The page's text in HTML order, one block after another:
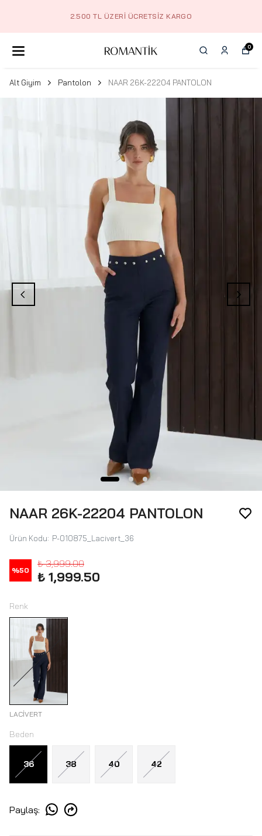
2.500 TL ÜZERI ÜCRETSIZ KARGO
0
Alt Giyim Pantolon NAAR 26K-22204 PANTOLON
NAAR 26K-22204 PANTOLON
Ürün Kodu: P-010875_Lacivert_36
%50
₺ 3,999.00
₺ 1,999.50
Renk
LACİVERT
Beden
36 38 40 42
Paylaş: